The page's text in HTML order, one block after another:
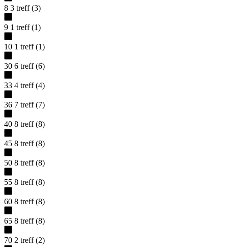
8 3 treff (3)
9 1 treff (1)
10 1 treff (1)
30 6 treff (6)
33 4 treff (4)
36 7 treff (7)
40 8 treff (8)
45 8 treff (8)
50 8 treff (8)
55 8 treff (8)
60 8 treff (8)
65 8 treff (8)
70 2 treff (2)